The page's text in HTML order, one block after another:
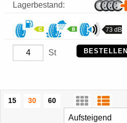
Lagerbestand:
73 dB
St BESTELLEN
15 30
60